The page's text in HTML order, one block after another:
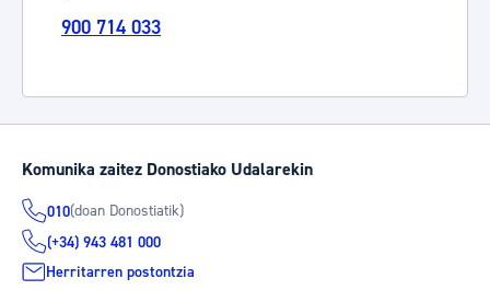
900 714 033
Komunika zaitez Donostiako Udalarekin
010(doan Donostiatik)
(+34) 943 481 000
Herritarren postontzia